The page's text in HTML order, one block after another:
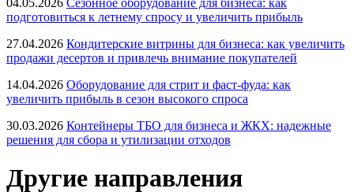
подготовиться к летнему спросу и увеличить прибыль
27.04.2026 Кондитерские витрины для бизнеса: как увеличить
продажи десертов и привлечь внимание покупателей
14.04.2026 Оборудование для стрит и фаст-фуда: как
увеличить прибыль в сезон высокого спроса
30.03.2026 Контейнеры ТБО для бизнеса и ЖКХ: надежные
решения для сбора и утилизации отходов
Другие направления